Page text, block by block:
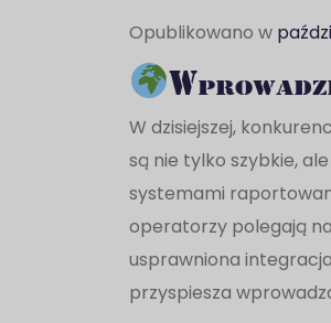
Opublikowano w
W dzisiejszej,
są nie tylko szybkie,
systemami
operatorzy polegają
usprawniona
przyspiesza